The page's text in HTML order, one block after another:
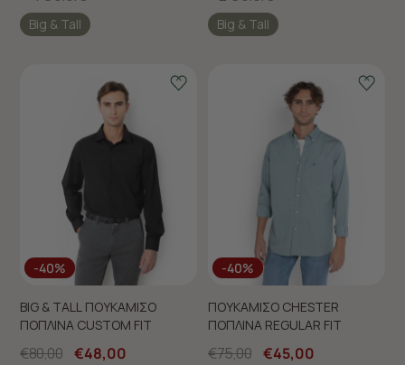
Big & Tall Big & Tall
-40%
BIG & TALL ΠΟΥΚΑΜΙΣΟ
ΠΟΠΛΙΝΑ CUSTOM FIT
€80,00 €48,00
-40%
ΠΟΥΚΑΜΙΣΟ CHESTER
ΠΟΠΛΙΝΑ REGULAR FIT
€75,00 €45,00